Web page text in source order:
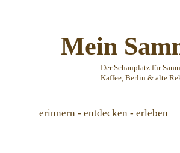
Mein
Der Schauplatz für
Kaffee, Berlin & alte
erinnern - entdecken - erleben